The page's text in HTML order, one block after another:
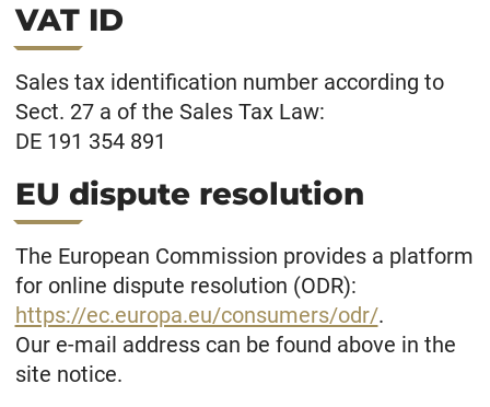
VAT ID
Sales tax identification number according to
Sect. 27 a of the Sales Tax Law:
DE 191 354 891
EU dispute resolution
The European Commission provides a platform
for online dispute resolution (ODR):
https://ec.europa.eu/consumers/odr/.
Our e-mail address can be found above in the
site notice.